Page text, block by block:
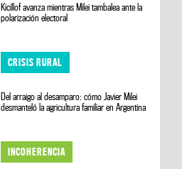
Kicillof avanza mientras Milei tambalea ante la
polarización electoral
CRISIS RURAL
Del arraigo al desamparo: cómo Javier Milei
desmanteló la agricultura familiar en Argentina
INCOHERENCIA